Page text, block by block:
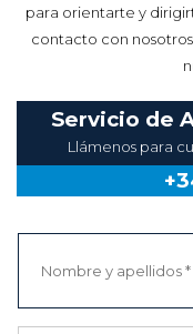
para orientarte y
contacto con
Servicio de
Llámenos para